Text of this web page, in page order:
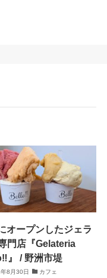
オープンしたジェラ
門店『Gelateria
』 / 野洲市堤
8月30日 カフェ